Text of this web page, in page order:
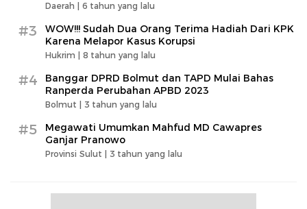
Daerah | 6 tahun yang lalu
#3
WOW!!! Sudah Dua Orang Terima Hadiah Dari KPK
Karena Melapor Kasus Korupsi
Hukrim | 8 tahun yang lalu
#4
Banggar DPRD Bolmut dan TAPD Mulai Bahas
Ranperda Perubahan APBD 2023
Bolmut | 3 tahun yang lalu
#5
Megawati Umumkan Mahfud MD Cawapres
Ganjar Pranowo
Provinsi Sulut | 3 tahun yang lalu